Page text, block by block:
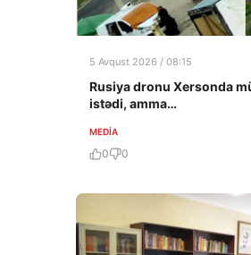
5 Avqust 2026 / 08:15
Rusiya dronu Xersonda
istədi, amma…
MEDİA
0 0